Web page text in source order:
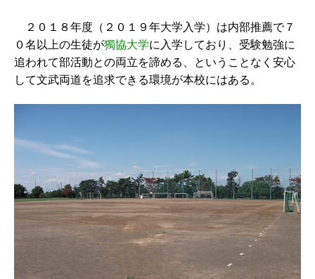
２０１８年度（２０１９年大学入学）は内部推薦で７
０名以上の生徒が獨協大学に入学しており、受験勉強に
追われて部活動との両立を諦める、ということなく安心
して文武両道を追求できる環境が本校にはある。